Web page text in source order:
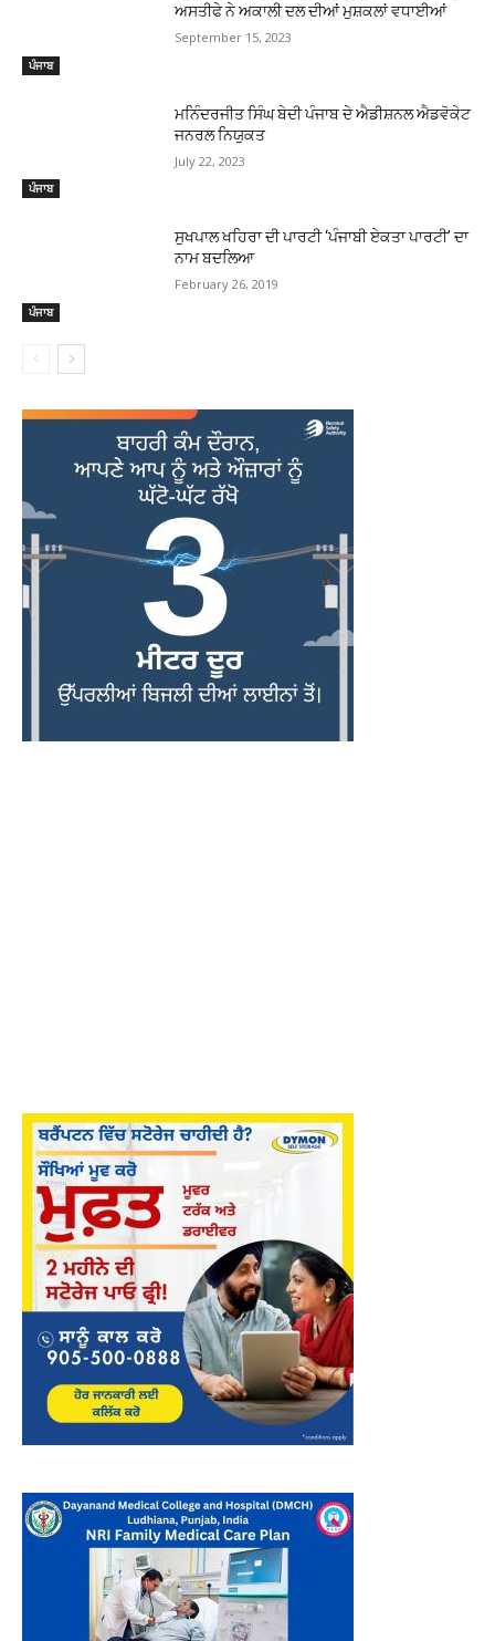
ਪੰਜਾਬ
ਅਸਤੀਫੇ ਨੇ ਅਕਾਲੀ ਦਲ ਦੀਆਂ ਮੁਸ਼ਕਲਾਂ ਵਧਾਈਆਂ
September 15, 2023
ਪੰਜਾਬ
ਮਨਿੰਦਰਜੀਤ ਸਿੰਘ ਬੇਦੀ ਪੰਜਾਬ ਦੇ ਐਡੀਸ਼ਨਲ ਐਡਵੋਕੇਟ
ਜਨਰਲ ਨਿਯੁਕਤ
July 22, 2023
ਪੰਜਾਬ
ਸੁਖਪਾਲ ਖਹਿਰਾ ਦੀ ਪਾਰਟੀ ‘ਪੰਜਾਬੀ ਏਕਤਾ ਪਾਰਟੀ’ ਦਾ
ਨਾਮ ਬਦਲਿਆ
February 26, 2019